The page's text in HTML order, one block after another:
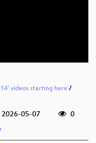
videos starting here/
2026-05-07
0